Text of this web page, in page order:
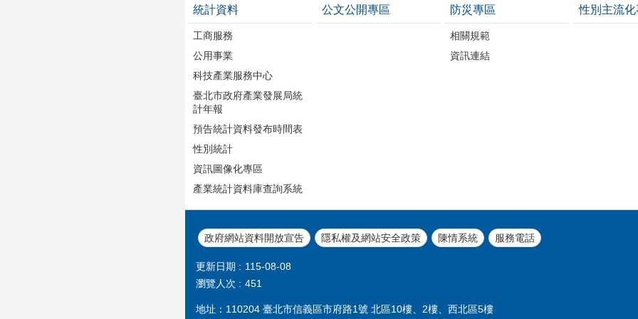
統計資料
工商服務
公用事業
科技產業服務中心
臺北市政府產業發展局統
計年報
預告統計資料發布時間表
性別統計
資訊圖像化專區
產業統計資料庫查詢系統
公文公開專區 防災專區
相關規範
資訊連結
性別主流
政府網站資料開放宣告 隱私權及網站安全政策 陳情系統 服務電話
更新日期
115-08-08
瀏覽人次
451
地址：110204 臺北市信義區市府路1號 北區10樓、2樓、西北區5樓